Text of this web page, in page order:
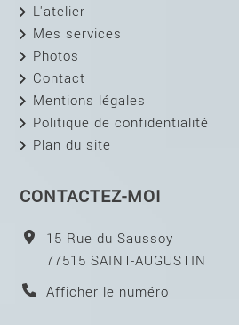
L'atelier
Mes services
Photos
Contact
Mentions légales
Politique de confidentialité
Plan du site
CONTACTEZ-MOI
15 Rue du Saussoy
77515 SAINT-AUGUSTIN
Afficher le numéro